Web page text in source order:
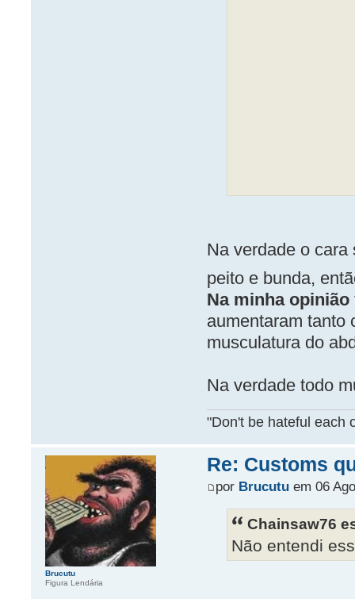
Na verdade o
peito e bunda,
Na minha opinião
aumentaram tanto
musculatura do
Na verdade todo
"Don't be hateful each
Re: Customs
por Brucutuem 06
Chainsaw76
Não entendi
Brucutu
Figura Lendária